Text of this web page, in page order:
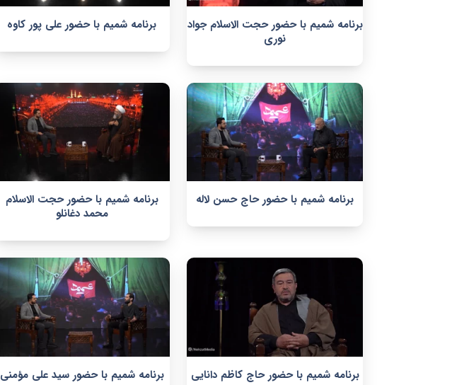
برنامه شمیم با حضور حجت الاسلام جواد
نوری
برنامه شمیم با حضور علی پور کاوه
برنامه شمیم با حضور حاج حسن لاله
برنامه شمیم با حضور حجت الاسلام
محمد دغانلو
برنامه شمیم با حضور حاج کاظم دانایی برنامه شمیم با حضور سید علی مؤمنی